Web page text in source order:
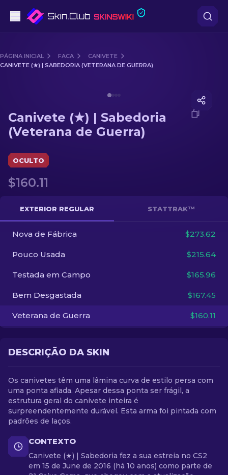
Nível intermédio
Rifles de Precisão
Luvas
Outro
PT-BR
PÁGINA INICIAL FACA
CANIVETE
CANIVETE (★) | SABEDORIA (VETERANA DE GUERRA)
Canivete (★) | Sabedoria
(Veterana de Guerra)
OCULTO
$160.11
EXTERIOR REGULAR STATTRAK™
Nova de Fábrica $273.62
Pouco Usada $215.64
Testada em Campo $165.96
Bem Desgastada $167.45
Veterana de Guerra $160.11
DESCRIÇÃO DA SKIN
Os canivetes têm uma lâmina curva de estilo persa com
uma ponta afiada. Apesar dessa ponta ser frágil, a
estrutura geral do canivete inteira é
surpreendentemente durável. Esta arma foi pintada com
padrões de laços.
CONTEXTO
Canivete (★) | Sabedoria fez a sua estreia no CS2
em 15 de June de 2016 (há 10 anos) como parte de